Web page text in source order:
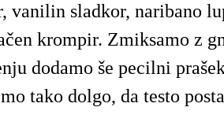
vanilin sladkor, naribano
krompir. Zmiksamo z
dodamo še pecilni
tako dolgo, da testo